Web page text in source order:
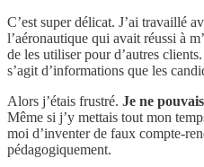
C’est super délicat. J’ai travaillé
l’aéronautique qui avait réussi à
de les utiliser pour d’autres
s’agit d’informations que les
Alors j’étais frustré. Je ne
Même si j’y mettais tout mon
moi d’inventer de faux compte-
pédagogiquement.